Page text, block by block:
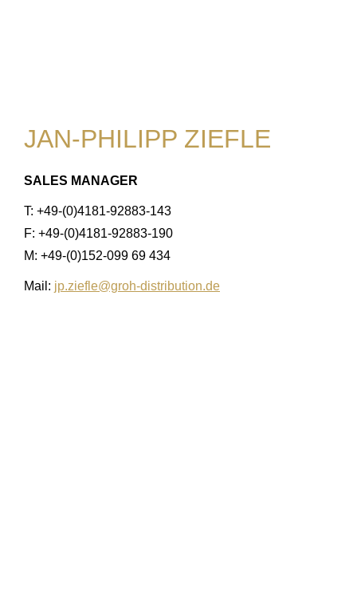
JAN-PHILIPP ZIEFLE
SALES MANAGER
T: +49-(0)4181-92883-143
F: +49-(0)4181-92883-190
M: +49-(0)152-099 69 434
Mail: jp.ziefle@groh-distribution.de